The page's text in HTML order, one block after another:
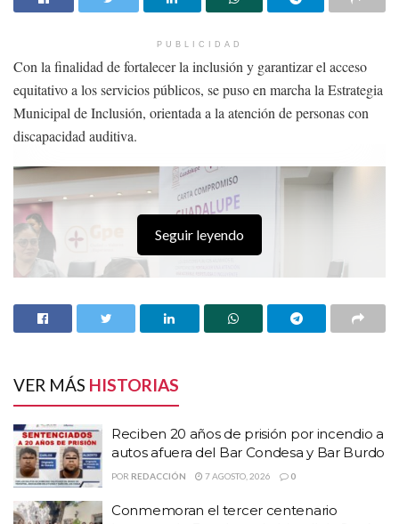
PUBLICIDAD
Con la finalidad de fortalecer la inclusión y garantizar el acceso
equitativo a los servicios públicos, se puso en marcha la Estrategia
Municipal de Inclusión, orientada a la atención de personas con
discapacidad auditiva.
HISTORIAS RELACIONADAS
Reciben 20 años de prisión por incendio a autos
Seguir leyendo
VER MÁS HISTORIAS
Reciben 20 años de prisión por incendio a
autos afuera del Bar Condesa y Bar Burdo
POR REDACCIÓN 7 AGOSTO, 2026 0
Conmemoran el tercer centenario